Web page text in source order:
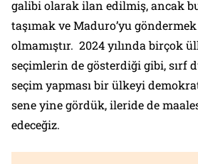
galibi olarak ilan edilmiş, ancak
taşımak ve Maduro’yu
olmamıştır. 2024 yılında birçok
seçimlerin de gösterdiği gibi, sırf
seçim yapması bir ülkeyi
sene yine gördük, ileride de
edeceğiz.